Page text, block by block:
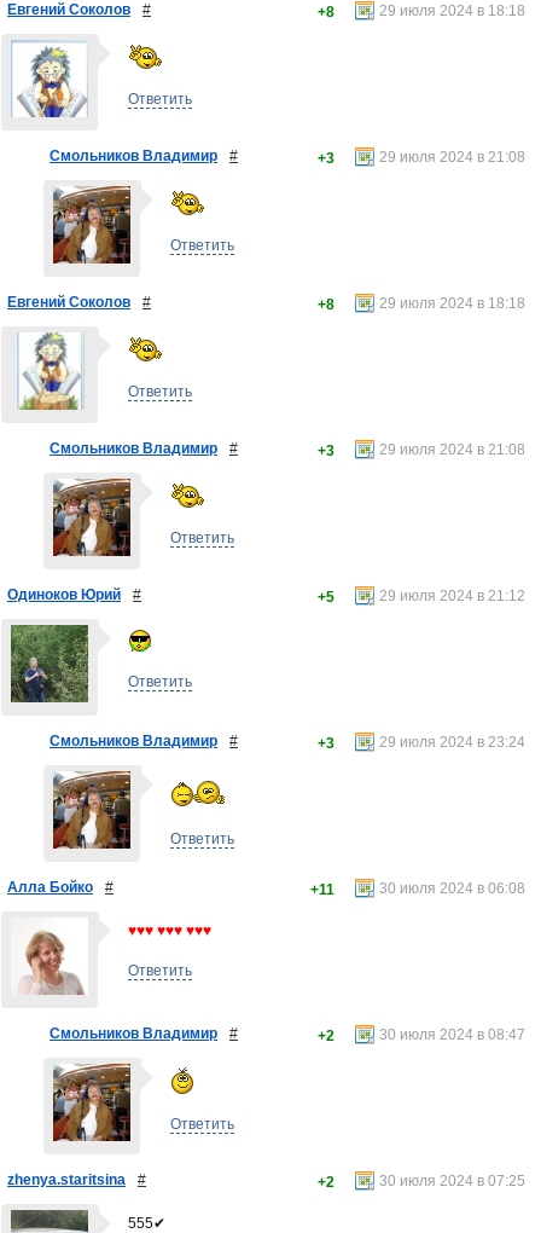
Евгений Соколов # 29 июля 2024 в 18:18
+8
Ответить
Смольников Владимир # 29 июля 2024 в 21:08
+3
Ответить
Евгений Соколов # 29 июля 2024 в 18:18
+8
Ответить
Смольников Владимир # 29 июля 2024 в 21:08
+3
Ответить
Одиноков Юрий # 29 июля 2024 в 21:12
+5
Ответить
Смольников Владимир # 29 июля 2024 в 23:24
+3
Ответить
Алла Бойко # 30 июля 2024 в 06:08
+11
♥♥♥ ♥♥♥ ♥♥♥
Ответить
Смольников Владимир # 30 июля 2024 в 08:47
+2
Ответить
zhenya.staritsina # 30 июля 2024 в 07:25
+2
555✔